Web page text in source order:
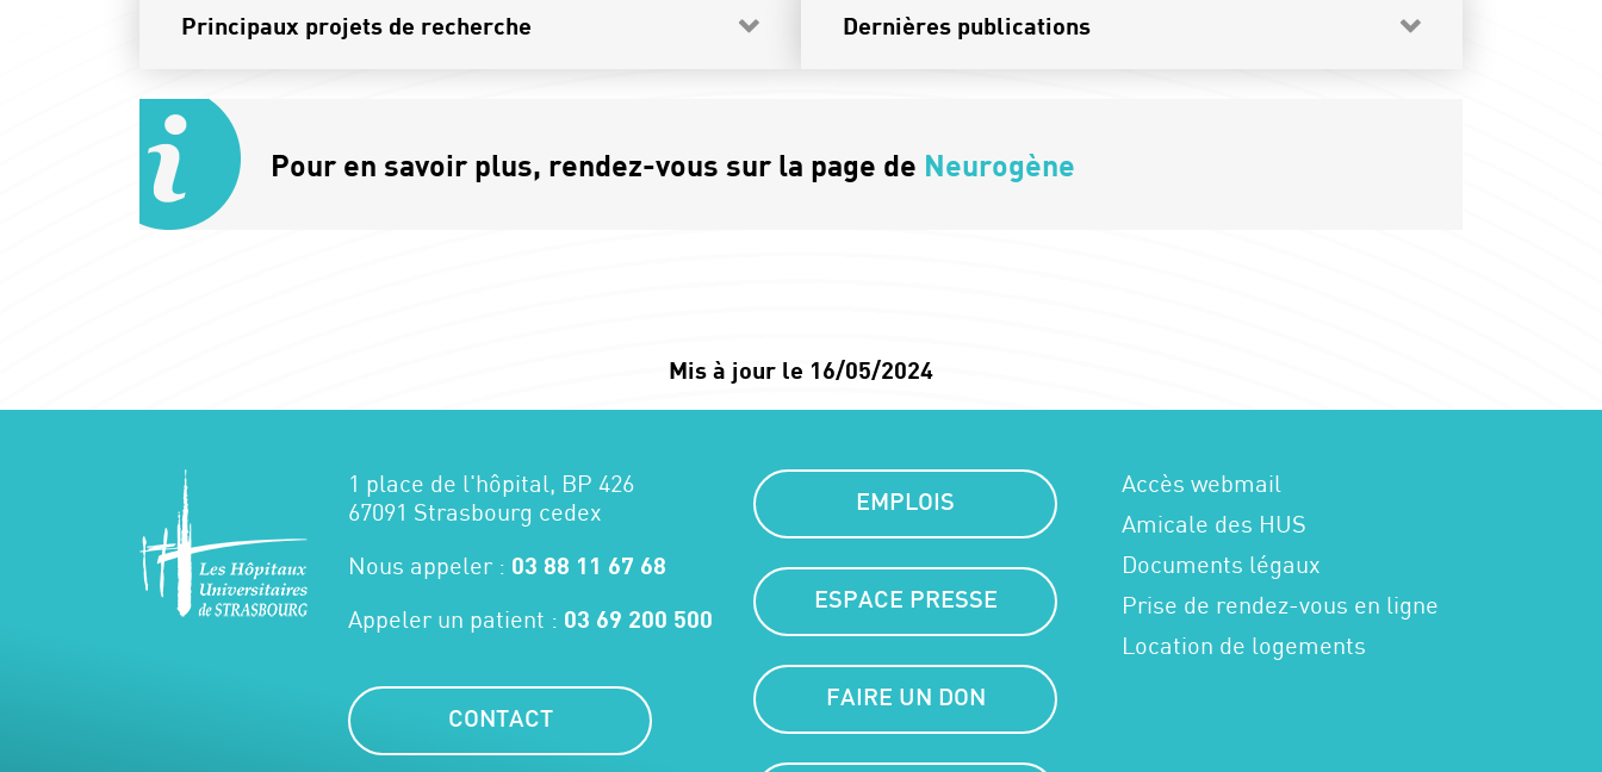
Principaux projets de recherche Dernières publications
Pour en savoir plus, rendez-vous sur la page de Neurogène
Mis à jour le 16/05/2024
1 place de l'hôpital, BP 426
67091 Strasbourg cedex
Nous appeler : 03 88 11 67 68
Appeler un patient : 03 69 200 500
CONTACT
EMPLOIS
ESPACE PRESSE
FAIRE UN DON
Accès webmail
Amicale des HUS
Documents légaux
Prise de rendez-vous en ligne
Location de logements